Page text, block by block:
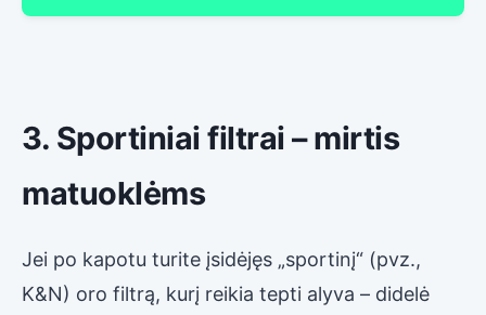
3. Sportiniai filtrai – mirtis
matuoklėms
Jei po kapotu turite įsidėjęs „sportinį“ (pvz.,
K&N) oro filtrą, kurį reikia tepti alyva – didelė